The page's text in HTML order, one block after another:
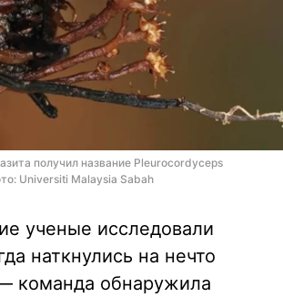
получил название Pleurocordyceps
Universiti Malaysia Sabah
ученые исследовали
наткнулись на нечто
команда обнаружила